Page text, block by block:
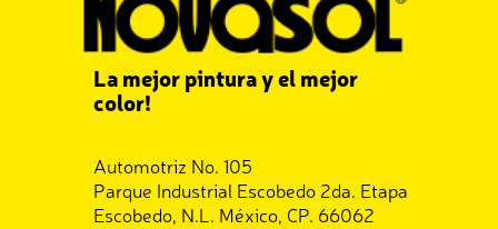
La mejor pintura y el mejor
color!
Automotriz No. 105
Parque Industrial Escobedo 2da. Etapa
Escobedo, N.L. México, CP. 66062